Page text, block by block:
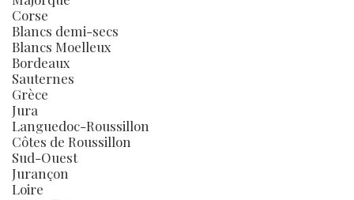
Corse
Blancs demi-secs
Blancs Moelleux
Bordeaux
Sauternes
Grèce
Jura
Languedoc-Roussillon
Côtes de Roussillon
Sud-Ouest
Jurançon
Loire